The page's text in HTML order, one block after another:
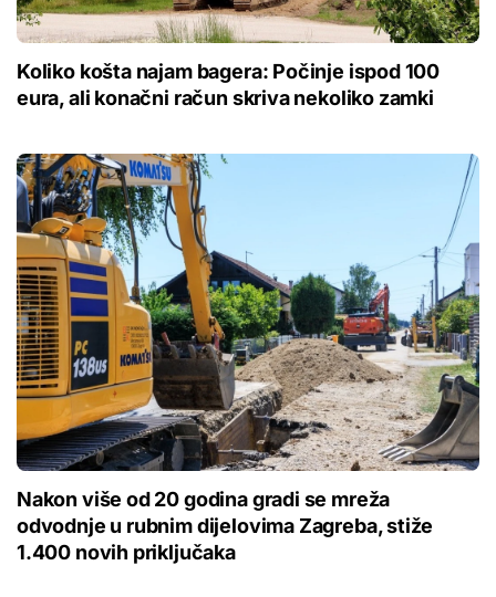
Koliko košta najam bagera: Počinje ispod 100
eura, ali konačni račun skriva nekoliko zamki
Nakon više od 20 godina gradi se mreža
odvodnje u rubnim dijelovima Zagreba, stiže
1.400 novih priključaka